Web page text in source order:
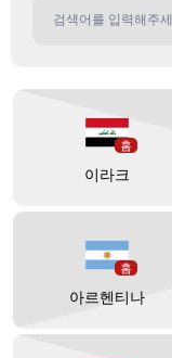
홈
이라크
홈
아르헨티나